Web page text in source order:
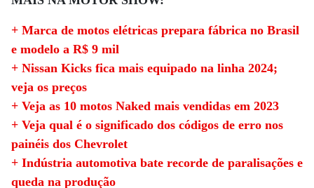
+ Marca de motos elétricas prepara fábrica no Brasil
e modelo a R$ 9 mil
+ Nissan Kicks fica mais equipado na linha 2024;
veja os preços
+ Veja as 10 motos Naked mais vendidas em 2023
+ Veja qual é o significado dos códigos de erro nos
painéis dos Chevrolet
+ Indústria automotiva bate recorde de paralisações e
queda na produção